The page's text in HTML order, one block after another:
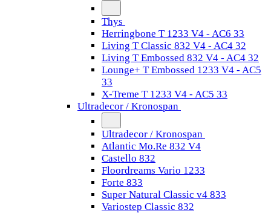
Thys
Herringbone T 1233 V4 - AC6 33
Living T Classic 832 V4 - AC4 32
Living T Embossed 832 V4 - AC4 32
Lounge+ T Embossed 1233 V4 - AC5
33
X-Treme T 1233 V4 - AC5 33
Ultradecor / Kronospan
Ultradecor / Kronospan
Atlantic Mo.Re 832 V4
Castello 832
Floordreams Vario 1233
Forte 833
Super Natural Classic v4 833
Variostep Classic 832